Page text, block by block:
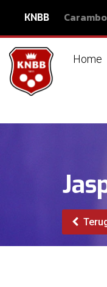
KNBB
Home